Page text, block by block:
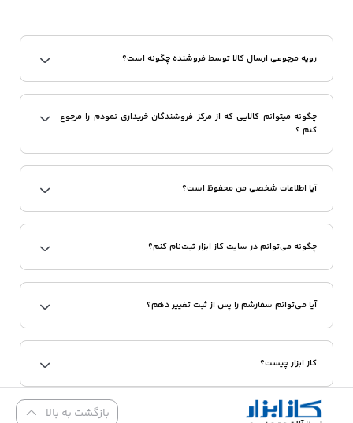
رویه مرجوعی ارسال کالا توسط فروشنده چگونه است؟
چگونه میتوانم کالایی که از مرکز فروشندگان خریداری نمودم را مرجوع
کنم ؟
آیا اطلاعات شخصی من محفوظ است؟
چگونه می‌توانم در سایت کاز ابزار ثبت‌نام کنم؟
آیا می‌توانم سفارشم را پس از ثبت تغییر دهم؟
کاز ابزار چیست؟
بازگشت به بالا